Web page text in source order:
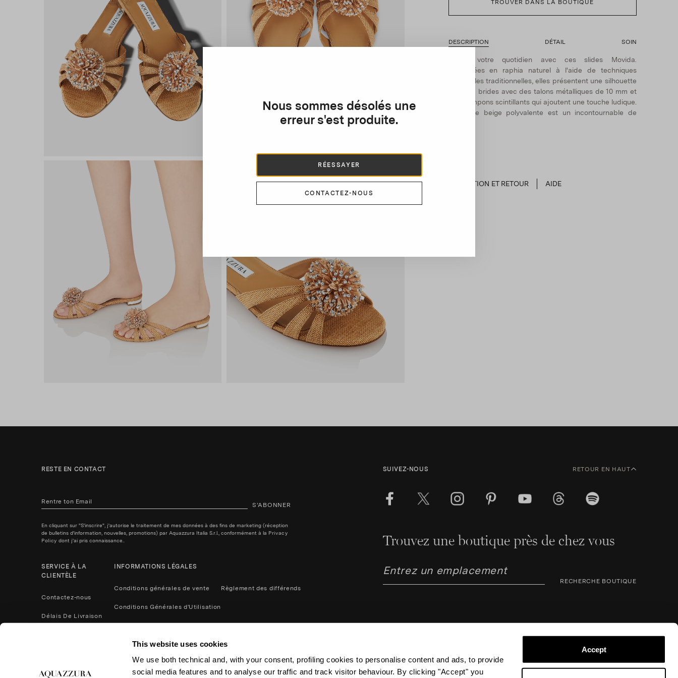
This website uses cookies
We use both technical and, with your consent, profiling cookies to personalise content and ads, to provide
social media features and to analyse our traffic and track visitor behaviour. By clicking "Accept" you
Accept
Nous sommes désolés une
erreur s'est produite.
RÉESSAYER
CONTACTEZ-NOUS
TROUVER DANS LA BOUTIQUE
DESCRIPTION DÉTAIL SOIN
Élevez votre quotidien avec ces slides Movida.
Fabriquées en raphia naturel à l'aide de techniques
artisanales traditionnelles, elles présentent une silhouette
simple à brides avec des talons métalliques de 10 mm et
des pompons scintillants qui ajoutent une touche ludique.
La teinte beige polyvalente est un incontournable de
EXPÉDITION ET RETOUR AIDE
RESTE EN CONTACT
S’ABONNER
En cliquant sur "S'inscrire", j'autorise le traitement de mes données à des fins de marketing (réception
de bulletins d'information, nouvelles, promotions) par Aquazzura Italia S.r.l., conformément à la Privacy
Policy dont j'ai pris connaissance..
SERVICE À LA
CLIENTÈLE
Contactez-nous
Délais De Livraison
Entretien du Produit
INFORMATIONS LÉGALES
Conditions générales de vente
Conditions Générales d'Utilisation
Cookies
Retours et remboursements
Règlement des différends
SUIVEZ-NOUS RETOUR EN HAUT
Trouvez une boutique près de chez vous
RECHERCHE BOUTIQUE
Aquazzura Italia S.r.l. - Lungarno Corsini 8, 50123 Florence (FI), Italie – N° TVA /